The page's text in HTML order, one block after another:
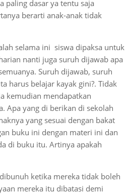
paling dasar ya tentu saja
berarti anak-anak tidak
selama ini siswa dipaksa untuk
nanti juga suruh dijawab apa
Suruh dijawab, suruh
harus belajar kayak gini?. Tidak
kemudian mendapatkan
Apa yang di berikan di sekolah
yang sesuai dengan bakat
buku ini dengan materi ini dan
di buku itu. Artinya apakah
ketika mereka tidak boleh
mereka itu dibatasi demi